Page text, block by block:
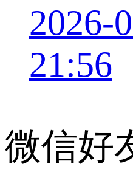
2026-
21:56
微信好